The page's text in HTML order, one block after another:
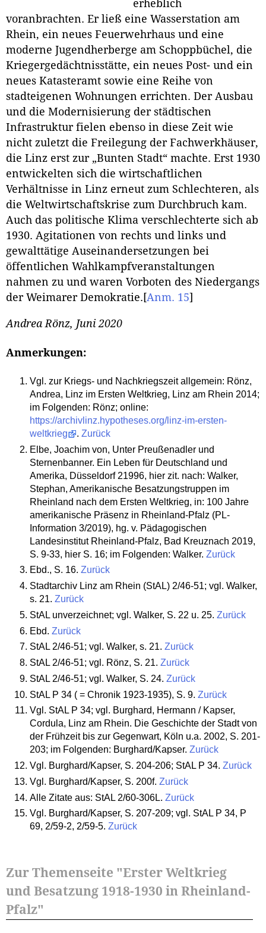
erheblich
voranbrachten. Er ließ eine Wasserstation am
Rhein, ein neues Feuerwehrhaus und eine
moderne Jugendherberge am Schoppbüchel, die
Kriegergedächtnisstätte, ein neues Post- und ein
neues Katasteramt sowie eine Reihe von
stadteigenen Wohnungen errichten. Der Ausbau
und die Modernisierung der städtischen
Infrastruktur fielen ebenso in diese Zeit wie
nicht zuletzt die Freilegung der Fachwerkhäuser,
die Linz erst zur „Bunten Stadt“ machte. Erst 1930
entwickelten sich die wirtschaftlichen
Verhältnisse in Linz erneut zum Schlechteren, als
die Weltwirtschaftskrise zum Durchbruch kam.
Auch das politische Klima verschlechterte sich ab
1930. Agitationen von rechts und links und
gewalttätige Auseinandersetzungen bei
öffentlichen Wahlkampfveranstaltungen
nahmen zu und waren Vorboten des Niedergangs
der Weimarer Demokratie. [Anm. 15]
Andrea Rönz, Juni 2020
Anmerkungen:
Vgl. zur Kriegs- und Nachkriegszeit allgemein: Rönz,
Andrea, Linz im Ersten Weltkrieg, Linz am Rhein 2014;
im Folgenden: Rönz; online:
https://archivlinz.hypotheses.org/linz-im-ersten-
weltkrieg
. Zurück
Elbe, Joachim von, Unter Preußenadler und
Sternenbanner. Ein Leben für Deutschland und
Amerika, Düsseldorf 21996, hier zit. nach: Walker,
Stephan, Amerikanische Besatzungstruppen im
Rheinland nach dem Ersten Weltkrieg, in: 100 Jahre
amerikanische Präsenz in Rheinland-Pfalz (PL-
Information 3/2019), hg. v. Pädagogischen
Landesinstitut Rheinland-Pfalz, Bad Kreuznach 2019,
S. 9-33, hier S. 16; im Folgenden: Walker. Zurück
Ebd., S. 16. Zurück
Stadtarchiv Linz am Rhein (StAL) 2/46-51; vgl. Walker,
s. 21. Zurück
StAL unverzeichnet; vgl. Walker, S. 22 u. 25. Zurück
Ebd. Zurück
StAL 2/46-51; vgl. Walker, s. 21. Zurück
StAL 2/46-51; vgl. Rönz, S. 21. Zurück
StAL 2/46-51; vgl. Walker, S. 24. Zurück
StAL P 34 ( = Chronik 1923-1935), S. 9. Zurück
Vgl. StAL P 34; vgl. Burghard, Hermann / Kapser,
Cordula, Linz am Rhein. Die Geschichte der Stadt von
der Frühzeit bis zur Gegenwart, Köln u.a. 2002, S. 201-
203; im Folgenden: Burghard/Kapser. Zurück
Vgl. Burghard/Kapser, S. 204-206; StAL P 34. Zurück
Vgl. Burghard/Kapser, S. 200f. Zurück
Alle Zitate aus: StAL 2/60-306L. Zurück
Vgl. Burghard/Kapser, S. 207-209; vgl. StAL P 34, P
69, 2/59-2, 2/59-5. Zurück
Zur Themenseite "Erster Weltkrieg
und Besatzung 1918-1930 in Rheinland-
Pfalz"